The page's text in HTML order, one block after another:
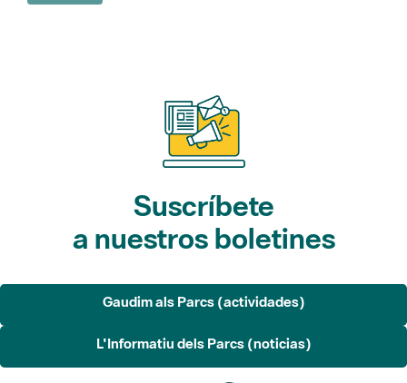
Suscríbete
a nuestros boletines
Gaudim als Parcs (actividades)
L'Informatiu dels Parcs (noticias)